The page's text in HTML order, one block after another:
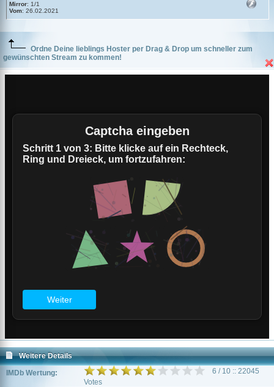
Mirror: 1/1
Vom: 26.02.2021
Ordne Deine lieblings Hoster per Drag & Drop um schneller zum
gewünschten Stream zu kommen!
Weitere Details
IMDb Wertung:
6 / 10 :: 22045
Votes